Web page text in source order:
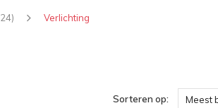
Verlichting
Sorteren op: Meest